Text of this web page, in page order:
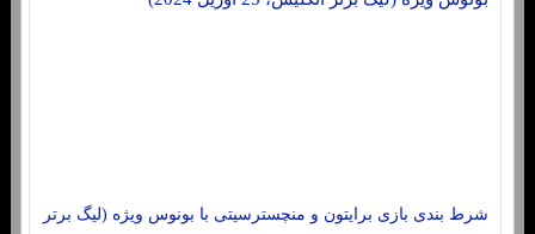
شرط بندی بازی برایتون و منچسترسیتی با بونوس ویژه (لیگ برتر